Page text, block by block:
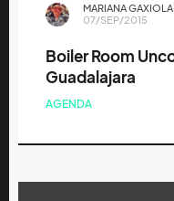
MARIANA GAXIOLA
07/SEP/2015
Boiler Room
Guadalajara
AGENDA